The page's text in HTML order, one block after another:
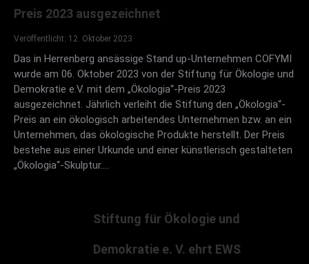
Demokratie e.V. den „Goldenen Baum“ im Rahmen
einer Feierstunde im Historischen Ratssaal der
Preis 2023 ausgezeichnet
Veröffentlicht: 12. Oktober 2023
Das in Herrenberg ansässige Stand up-Unternehmen COFYMI
wurde am 06. Oktober 2023 von der Stiftung für Ökologie und
Demokratie e.V. mit dem „Ökologia“-Preis 2023
ausgezeichnet. Jährlich verleiht die Stiftung den „Ökologia“-
Preis an ein ökologisch arbeitendes Unternehmen bzw. an ein
Unternehmen, das ökologische Produkte herstellt. Der Preis
bestehe aus einer Urkunde und einer künstlerisch gestalteten
„Ökologia“-Skulptur.…
Stiftung für Ökologie und
Demokratie e. V. ehrt EWS